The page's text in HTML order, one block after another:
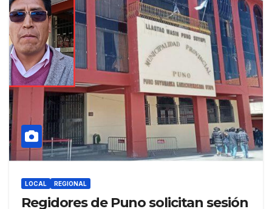
LOCAL REGIONAL
Regidores de Puno solicitan sesión